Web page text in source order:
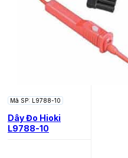
Mã SP: L9788-10
Dây Đo Hioki
L9788-10